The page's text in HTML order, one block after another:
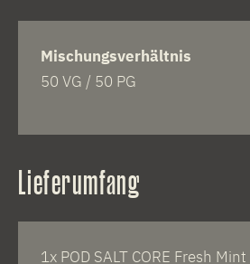
Mischungsverhältnis
50 VG / 50 PG
Lieferumfang
1x POD SALT CORE Fresh